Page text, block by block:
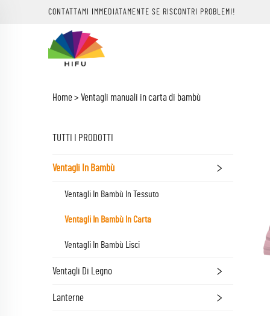
CONTATTAMI IMMEDIATAMENTE SE RISCONTRI PROBLEMI!
Home > Ventagli manuali in carta di bambù
TUTTI I PRODOTTI
Ventagli In Bambù
Ventagli In Bambù In Tessuto
Ventagli In Bambù In Carta
Ventagli In Bambù Lisci
Ventagli Di Legno
Lanterne